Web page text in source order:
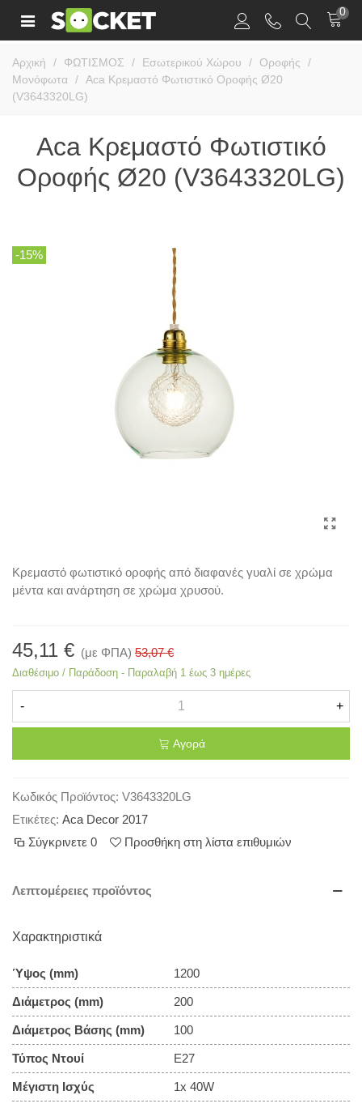
0
Αρχική / ΦΩΤΙΣΜΟΣ / Εσωτερικού Χώρου / Οροφής
/
Μονόφωτα / Aca Κρεμαστό Φωτιστικό Οροφής Ø20
(V3643320LG)
Aca Κρεμαστό Φωτιστικό
Οροφής Ø20 (V3643320LG)
-15%
Κρεμαστό φωτιστικό οροφής από διαφανές γυαλί σε χρώμα
μέντα και ανάρτηση σε χρώμα χρυσού.
45,11 € (με ΦΠΑ) 53,07 €
Διαθέσιμο / Παράδοση - Παραλαβή 1 έως 3 ημέρες
- +
Αγορά
Κωδικός Προϊόντος: V3643320LG
Ετικέτες: Aca Decor 2017
Σύγκρινετε 0 Προσθήκη στη λίστα επιθυμιών
Λεπτομέρειες προϊόντος
Χαρακτηριστικά
Ύψος (mm) 1200
Διάμετρος (mm) 200
Διάμετρος Βάσης (mm) 100
Τύπος Ντουί E27
Μέγιστη Ισχύς 1x 40W